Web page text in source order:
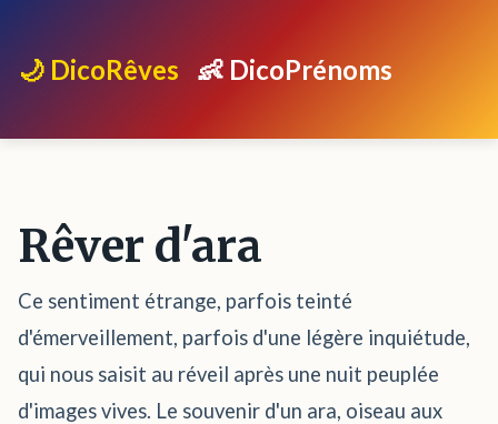
🌙 DicoRêves 👶 DicoPrénoms
Rêver d'ara
Ce sentiment étrange, parfois teinté
d'émerveillement, parfois d'une légère inquiétude,
qui nous saisit au réveil après une nuit peuplée
d'images vives. Le souvenir d'un ara, oiseau aux